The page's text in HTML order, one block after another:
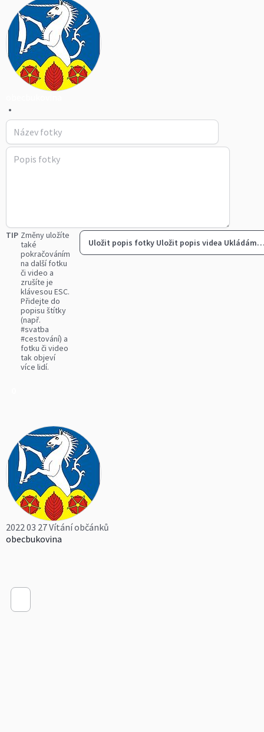
•
TIP Změny uložíte
také
pokračováním
na další fotku
či video a
zrušíte je
klávesou ESC.
Přidejte do
popisu štítky
(např.
#svatba
#cestování) a
fotku či video
tak objeví
více lidí.
Uložit popis fotky Uložit popis videa
2022 03 27 Vítání občánků
obecbukovina